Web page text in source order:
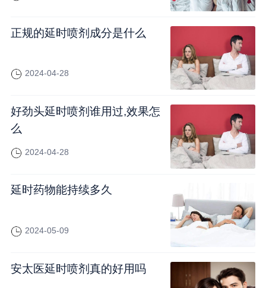
正规的延时喷剂成分是什么
2024-04-28
好劲头延时喷剂谁用过,效果怎
么
2024-04-28
延时药物能持续多久
2024-05-09
安太医延时喷剂真的好用吗